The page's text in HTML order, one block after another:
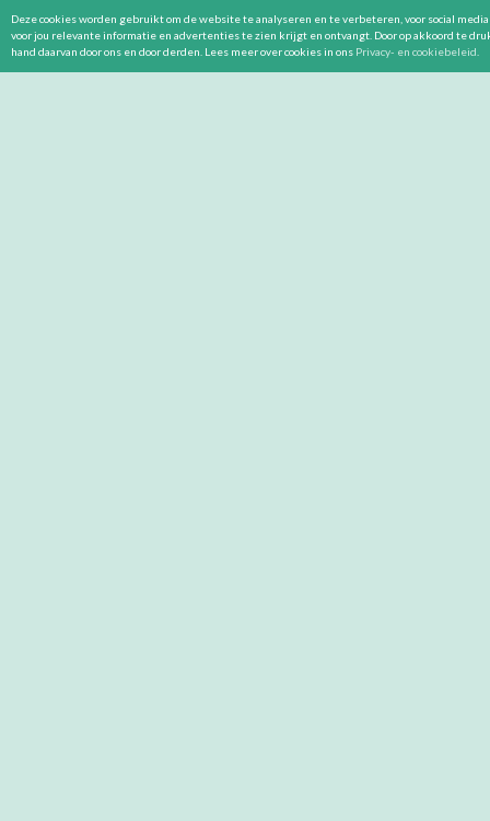
Deze cookies worden gebruikt om de website te analyseren en te verbeteren, voor social
voor jou relevante informatie en advertenties te zien krijgt en ontvangt. Door op akkoord te
hand daarvan door ons en door derden. Lees meer over cookies in ons Privacy- en cookiebeleid